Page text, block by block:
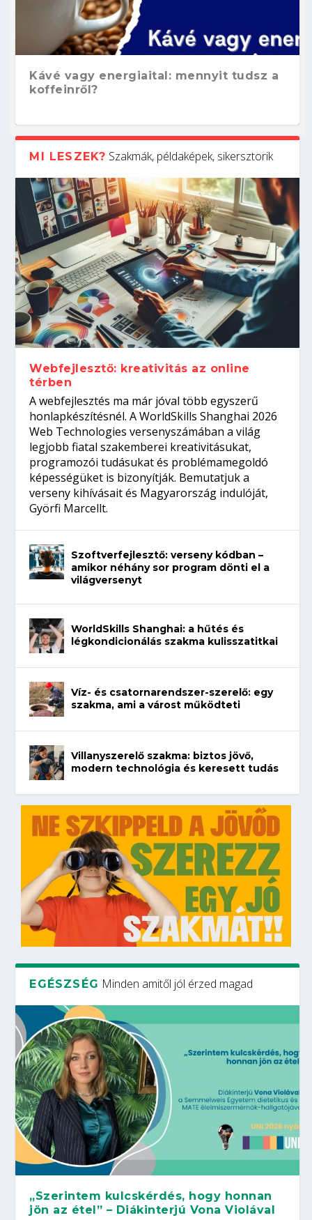
Kávé vagy energiaital: mennyit tudsz a
koffeinről?
Hogyan készíts ATS-barát önéletrajzot?
Így növelheted az esélyedet az
állásinterjúra...
Kitalálod, mire használják ezeket a
gépeket?
Nem sikerült az egyetemi felvételi?
Tanulj szakmát!
Szoftverfejlesztő: verseny kódban –
amikor néhány sor program dönti el a
világversenyt...
MI LESZEK? Szakmák, példaképek, sikersztorik
Webfejlesztő: kreativitás az online
térben
A webfejlesztés ma már jóval több egyszerű
honlapkészítésnél. A WorldSkills Shanghai 2026
Web Technologies versenyszámában a világ
legjobb fiatal szakemberei kreativitásukat,
programozói tudásukat és problémamegoldó
képességüket is bizonyítják. Bemutatjuk a
verseny kihívásait és Magyarország indulóját,
Györfi Marcellt.
Szoftverfejlesztő: verseny kódban –
amikor néhány sor program dönti el a
világversenyt
WorldSkills Shanghai: a hűtés és
légkondicionálás szakma kulisszatitkai
Víz- és csatornarendszer-szerelő: egy
szakma, ami a várost működteti
Villanyszerelő szakma: biztos jövő,
modern technológia és keresett tudás
EGÉSZSÉG Minden amitől jól érzed magad
„Szerintem kulcskérdés, hogy honnan
jön az étel” – Diákinterjú Vona Violával